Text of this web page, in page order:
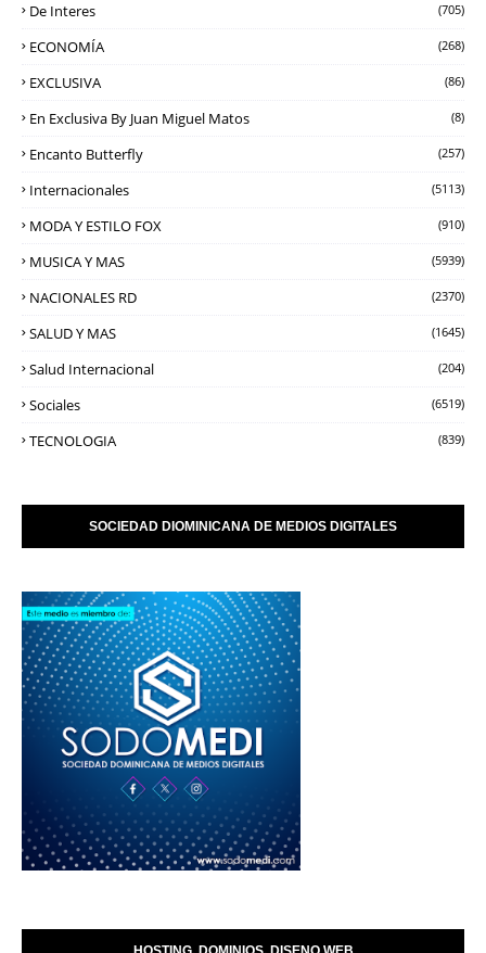
De Interes (705)
ECONOMÍA (268)
EXCLUSIVA (86)
En Exclusiva By Juan Miguel Matos (8)
Encanto Butterfly (257)
Internacionales (5113)
MODA Y ESTILO FOX (910)
MUSICA Y MAS (5939)
NACIONALES RD (2370)
SALUD Y MAS (1645)
Salud Internacional (204)
Sociales (6519)
TECNOLOGIA (839)
SOCIEDAD DIOMINICANA DE MEDIOS DIGITALES